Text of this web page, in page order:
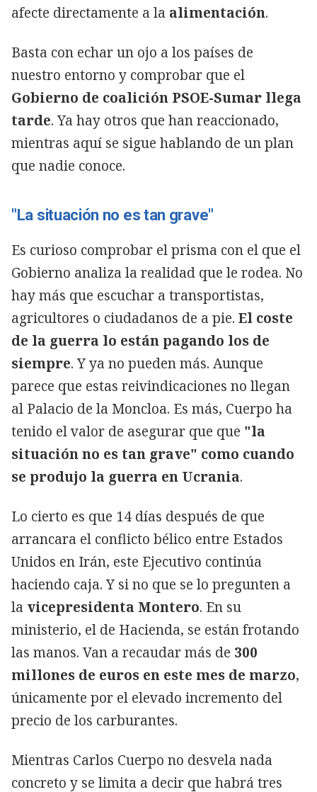
afecte directamente a la alimentación.
Basta con echar un ojo a los países de
nuestro entorno y comprobar que el
Gobierno de coalición PSOE-Sumar llega
tarde. Ya hay otros que han reaccionado,
mientras aquí se sigue hablando de un plan
que nadie conoce.
"La situación no es tan grave"
Es curioso comprobar el prisma con el que el
Gobierno analiza la realidad que le rodea. No
hay más que escuchar a transportistas,
agricultores o ciudadanos de a pie. El coste
de la guerra lo están pagando los de
siempre. Y ya no pueden más. Aunque
parece que estas reivindicaciones no llegan
al Palacio de la Moncloa. Es más, Cuerpo ha
tenido el valor de asegurar que que "la
situación no es tan grave" como cuando
se produjo la guerra en Ucrania.
Lo cierto es que 14 días después de que
arrancara el conflicto bélico entre Estados
Unidos en Irán, este Ejecutivo continúa
haciendo caja. Y si no que se lo pregunten a
la vicepresidenta Montero. En su
ministerio, el de Hacienda, se están frotando
las manos. Van a recaudar más de 300
millones de euros en este mes de marzo,
únicamente por el elevado incremento del
precio de los carburantes.
Mientras Carlos Cuerpo no desvela nada
concreto y se limita a decir que habrá tres